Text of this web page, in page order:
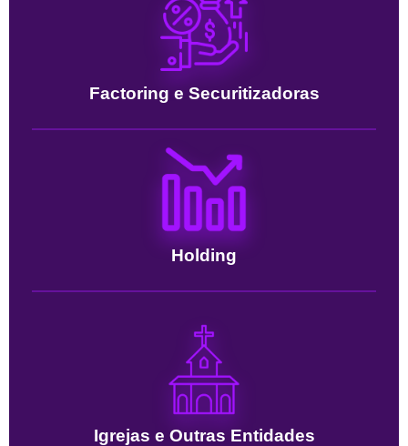
Factoring e Securitizadoras
Holding
Igrejas e Outras Entidades